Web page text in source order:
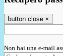
button close ×
Non hai una e-mail